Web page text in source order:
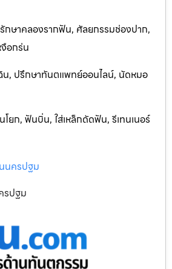
ษาคลองรากฟัน, ศัลยกรรมช่องปาก,
อกร่น
น, ปรึกษาทันตแพทย์ออนไลน์, นัดหมอ
ยก, ฟันบิ่น, ใส่เหล็กดัดฟัน, รีเทนเนอร์
นครปฐม
รปฐม